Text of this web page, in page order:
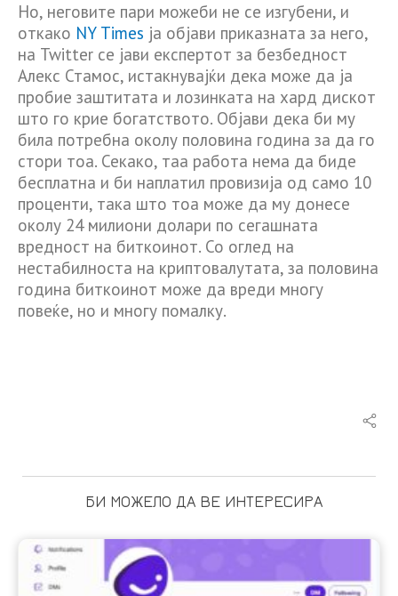
Но, неговите пари можеби не се изгубени, и
откако NY Times ја објави приказната за него,
на Twitter се јави експертот за безбедност
Алекс Стамос, истакнувајќи дека може да ја
пробие заштитата и лозинката на хард дискот
што го крие богатството. Објави дека би му
била потребна околу половина година за да го
стори тоа. Секако, таа работа нема да биде
бесплатна и би наплатил провизија од само 10
проценти, така што тоа може да му донесе
околу 24 милиони долари по сегашната
вредност на биткоинот. Со оглед на
нестабилноста на криптовалутата, за половина
година биткоинот може да вреди многу
повеќе, но и многу помалку.
БИ МОЖЕЛО ДА ВЕ ИНТЕРЕСИРА